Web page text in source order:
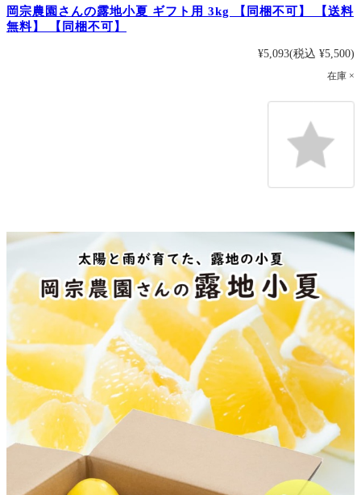
岡宗農園さんの露地小夏 ギフト用 3kg 【同梱不可】 【送料
無料】 【同梱不可】
¥5,093(税込 ¥5,500)
在庫 ×